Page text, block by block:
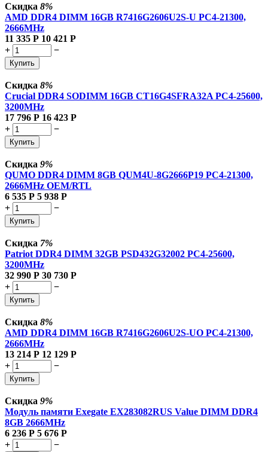
Скидка 8%
AMD DDR4 DIMM 16GB R7416G2606U2S-U PC4-21300,
2666MHz
11 335 Р 10 421 Р
+
−
Купить
Скидка 8%
Crucial DDR4 SODIMM 16GB CT16G4SFRA32A PC4-25600,
3200MHz
17 796 Р 16 423 Р
+
−
Купить
Скидка 9%
QUMO DDR4 DIMM 8GB QUM4U-8G2666P19 PC4-21300,
2666MHz OEM/RTL
6 535 Р 5 938 Р
+
−
Купить
Скидка 7%
Patriot DDR4 DIMM 32GB PSD432G32002 PC4-25600,
3200MHz
32 990 Р 30 730 Р
+
−
Купить
Скидка 8%
AMD DDR4 DIMM 16GB R7416G2606U2S-UO PC4-21300,
2666MHz
13 214 Р 12 129 Р
+
−
Купить
Скидка 9%
Модуль памяти Exegate EX283082RUS Value DIMM DDR4
8GB 2666MHz
6 236 Р 5 676 Р
+
−